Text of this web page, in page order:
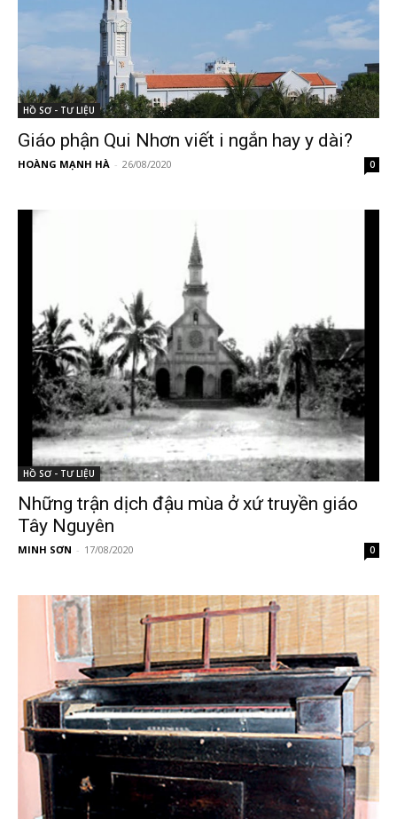
HỒ SƠ - TƯ LIỆU
Giáo phận Qui Nhơn viết i ngắn hay y dài?
HOÀNG MẠNH HÀ - 26/08/2020 0
HỒ SƠ - TƯ LIỆU
Những trận dịch đậu mùa ở xứ truyền giáo
Tây Nguyên
MINH SƠN - 17/08/2020 0